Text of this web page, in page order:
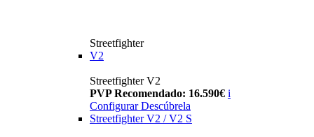
Streetfighter
V2
Streetfighter V2
PVP Recomendado: 16.590€ i
Configurar Descúbrela
Streetfighter V2 / V2 S